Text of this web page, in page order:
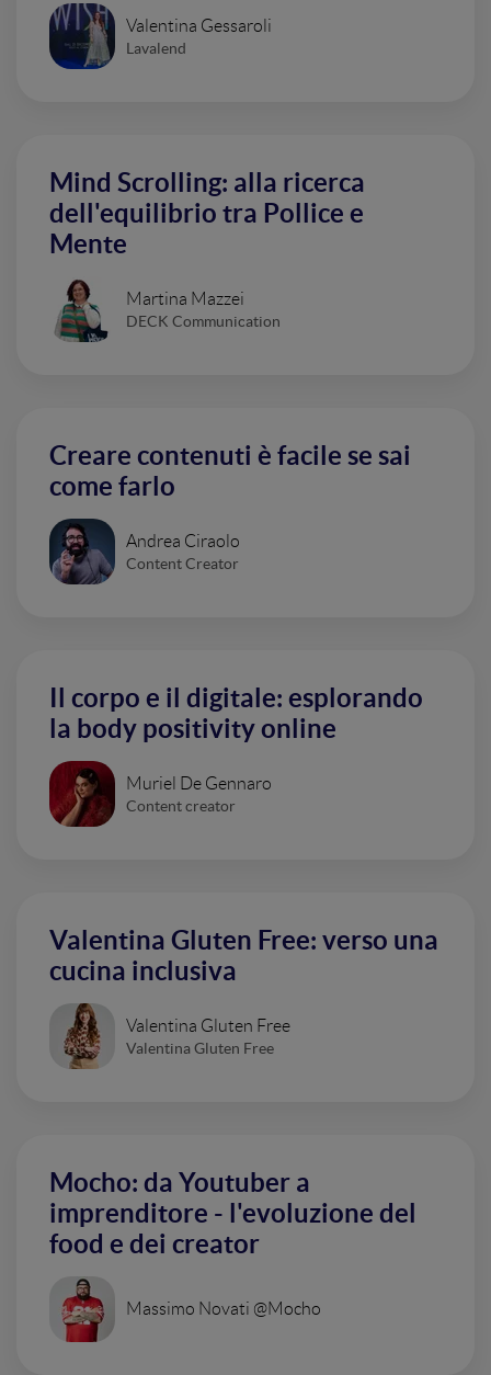
Valentina Gessaroli
Lavalend
Mind Scrolling: alla ricerca
dell'equilibrio tra Pollice e
Mente
Martina Mazzei
DECK Communication
Creare contenuti è facile se sai
come farlo
Andrea Ciraolo
Content Creator
Il corpo e il digitale: esplorando
la body positivity online
Muriel De Gennaro
Content creator
Valentina Gluten Free: verso una
cucina inclusiva
Valentina Gluten Free
Valentina Gluten Free
Mocho: da Youtuber a
imprenditore - l'evoluzione del
food e dei creator
Massimo Novati @Mocho